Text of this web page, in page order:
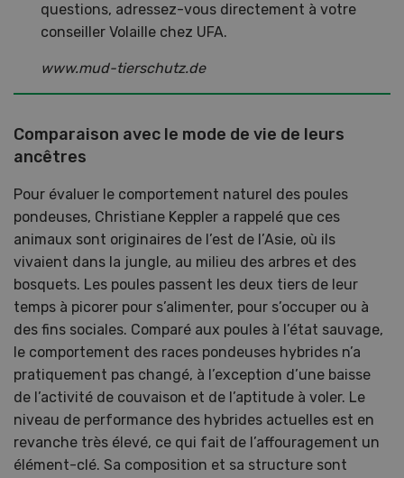
questions, adressez-vous directement à votre
conseiller Volaille chez UFA.
www.mud-tierschutz.de
Comparaison avec le mode de vie de leurs
ancêtres
Pour évaluer le comportement naturel des poules
pondeuses, Christiane Keppler a rappelé que ces
animaux sont originaires de l’est de l’Asie, où ils
vivaient dans la jungle, au milieu des arbres et des
bosquets. Les poules passent les deux tiers de leur
temps à picorer pour s’alimenter, pour s’occuper ou à
des fins sociales. Comparé aux poules à l’état sauvage,
le comportement des races pondeuses hybrides n’a
pratiquement pas changé, à l’exception d’une baisse
de l’activité de couvaison et de l’aptitude à voler. Le
niveau de performance des hybrides actuelles est en
revanche très élevé, ce qui fait de l’affouragement un
élément-clé. Sa composition et sa structure sont